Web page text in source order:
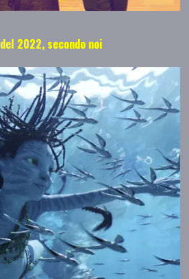
2022, secondo noi